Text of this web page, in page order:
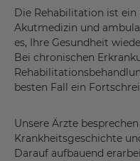
Die Rehabilitation ist
Akutmedizin und
es, Ihre Gesundheit
Bei chronischen
besten Fall ein
Unsere Ärzte
Krankheitsgeschichte
Darauf aufbauend